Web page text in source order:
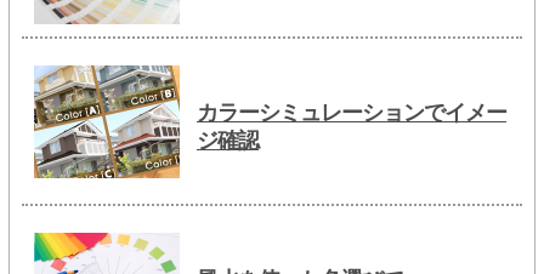
カラーシミュレーションでイメー
ジ確認